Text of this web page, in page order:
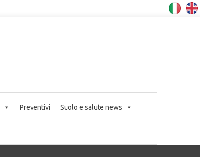
Preventivi Suolo e salute news